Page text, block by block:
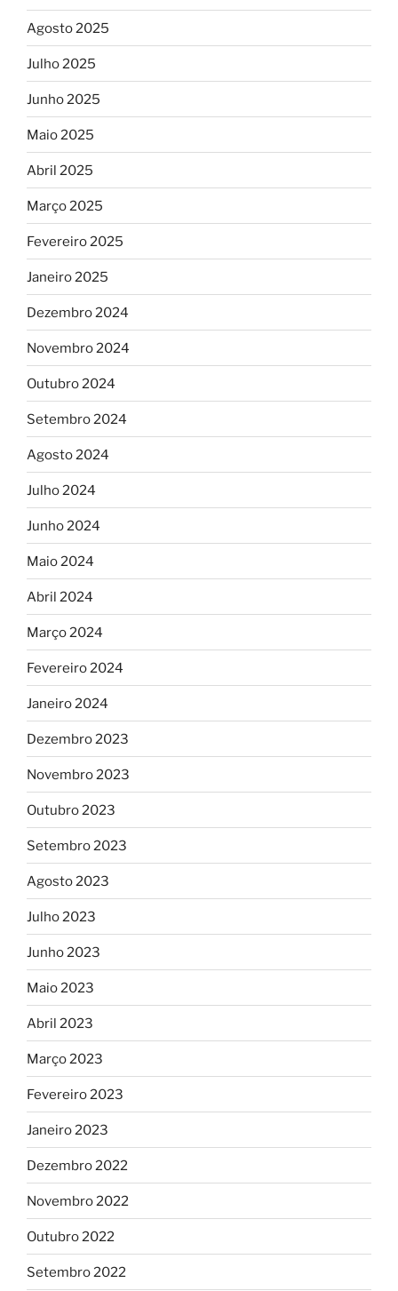
Agosto 2025
Julho 2025
Junho 2025
Maio 2025
Abril 2025
Março 2025
Fevereiro 2025
Janeiro 2025
Dezembro 2024
Novembro 2024
Outubro 2024
Setembro 2024
Agosto 2024
Julho 2024
Junho 2024
Maio 2024
Abril 2024
Março 2024
Fevereiro 2024
Janeiro 2024
Dezembro 2023
Novembro 2023
Outubro 2023
Setembro 2023
Agosto 2023
Julho 2023
Junho 2023
Maio 2023
Abril 2023
Março 2023
Fevereiro 2023
Janeiro 2023
Dezembro 2022
Novembro 2022
Outubro 2022
Setembro 2022